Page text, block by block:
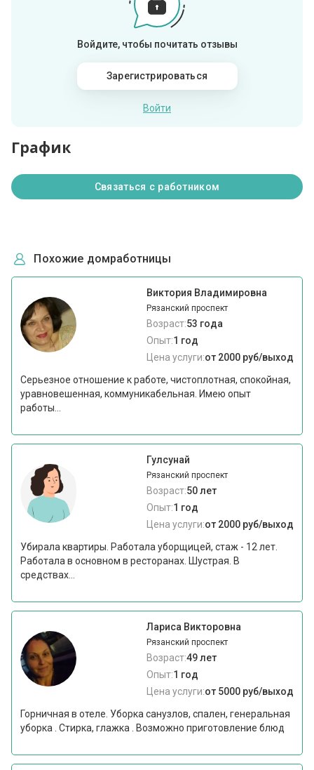
Войдите, чтобы почитать отзывы
Зарегистрироваться
Войти
График
Связаться с работником
Похожие домработницы
Виктория Владимировна
Рязанский проспект
Возраст:53 года
Опыт:1 год
Цена услуги:от 2000 руб/выход
Серьезное отношение к работе, чистоплотная, спокойная,
уравновешенная, коммуникабельная. Имею опыт
работы...
Гулсунай
Рязанский проспект
Возраст:50 лет
Опыт:1 год
Цена услуги:от 2000 руб/выход
Убирала квартиры. Работала уборщицей, стаж - 12 лет.
Работала в основном в ресторанах. Шустрая. В
средствах...
Лариса Викторовна
Рязанский проспект
Возраст:49 лет
Опыт:1 год
Цена услуги:от 5000 руб/выход
Горничная в отеле. Уборка санузлов, спален, генеральная
уборка . Стирка, глажка . Возможно приготовление блюд